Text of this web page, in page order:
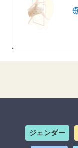
ジェンダー